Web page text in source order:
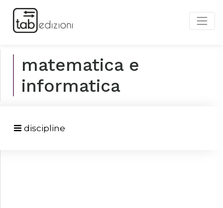
matematica e
informatica
discipline